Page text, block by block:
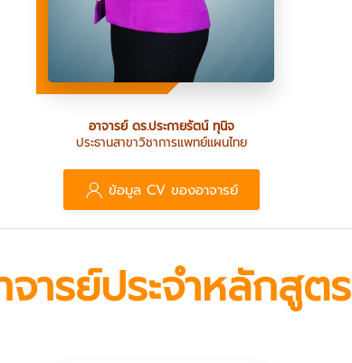
อาจารย์ ดร.ประกายรัตน์ ทุนิจ
ประธานสาขาวิชาการแพทย์แผนไทย
ข้อมูล CV ของอาจารย์
จารย์ประจำหลักสูตร